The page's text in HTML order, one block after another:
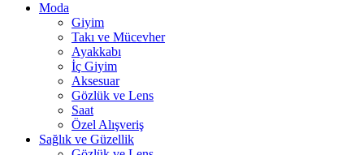
Moda
Giyim
Takı ve Mücevher
Ayakkabı
İç Giyim
Aksesuar
Gözlük ve Lens
Saat
Özel Alışveriş
Sağlık ve Güzellik